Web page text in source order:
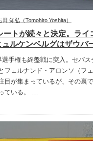
田 知弘（Tomohiro Yoshita）
ートが続々と決定。ライ
ルケンベルグはザウバ
手権も終盤戦に突入。セバス
フェルナンド・アロンソ（フ
目が集まっているが、その裏
ている。 …